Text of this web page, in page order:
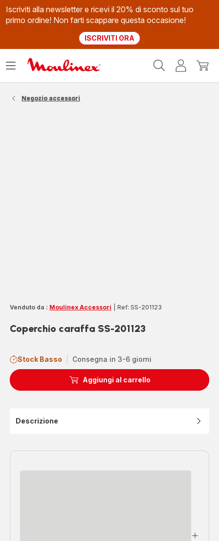
Iscriviti alla newsletter e ricevi il 20% di sconto sul tuo
primo ordine! Non farti scappare questa occasione!
ISCRIVITI ORA
Il
Apri
Negozio accessori
Venduto da : Moulinex Accessori Ref: SS-201123
Coperchio caraffa SS-201123
Stock Basso Consegna in 3-6 giorni
Aggiungi al carrello
Descrizione